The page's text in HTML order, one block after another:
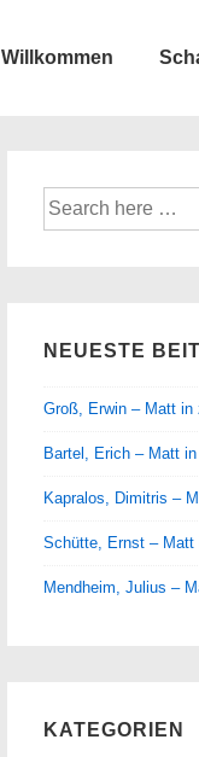
Willkommen
Suche
nach:
NEUESTE
Groß, Erwin – Matt in
Bartel, Erich – Matt
Kapralos, Dimitris –
Schütte, Ernst – Matt
Mendheim, Julius –
KATEGORIEN